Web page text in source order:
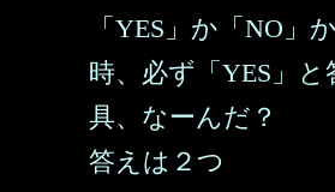
「YES」か「NO」
時、必ず「YES」と
具、なーんだ？
答えは２つ